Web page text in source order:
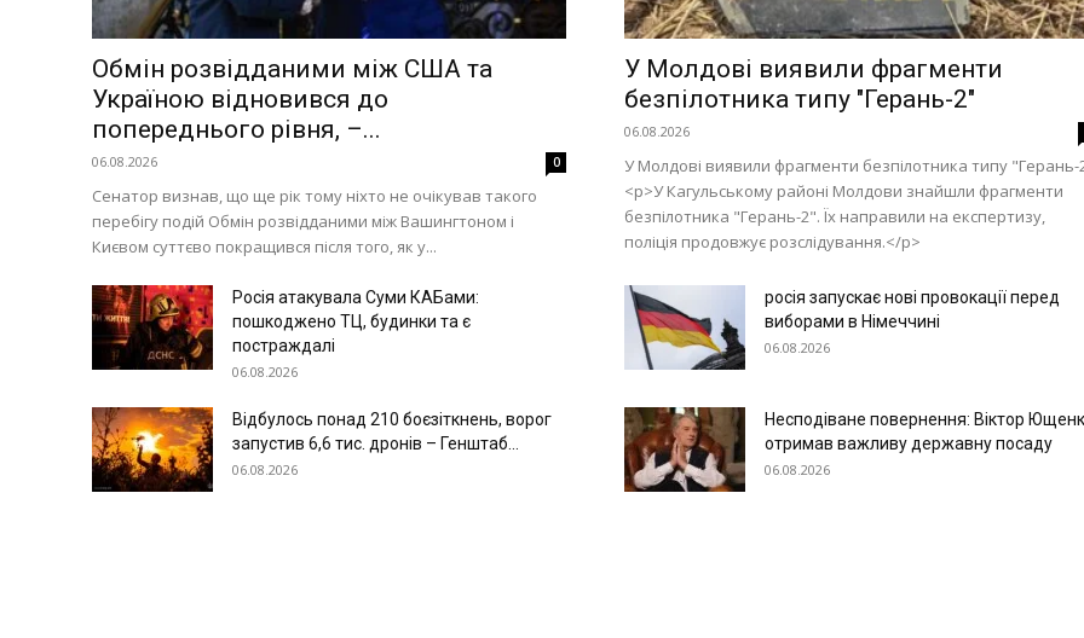
Обмін розвідданими між США та
Україною відновився до
попереднього рівня, –...
06.08.2026 0
Сенатор визнав, що ще рік тому ніхто не очікував такого
перебігу подій Обмін розвідданими між Вашингтоном і
Києвом суттєво покращився після того, як у...
У Молдові виявили фрагменти
безпілотника типу "Герань-2"
06.08.2026
У Молдові виявили фрагменти безпілотника типу "Герань-
<p>У Кагульському районі Молдови знайшли фрагменти
безпілотника "Герань-2". Їх направили на експертизу,
поліція продовжує розслідування.</p>
Росія атакувала Суми КАБами:
пошкоджено ТЦ, будинки та є
постраждалі
06.08.2026
росія запускає нові провокації перед
виборами в Німеччині
06.08.2026
Відбулось понад 210 боєзіткнень, ворог
запустив 6,6 тис. дронів – Генштаб...
06.08.2026
Несподіване повернення: Віктор
отримав важливу державну посаду
06.08.2026